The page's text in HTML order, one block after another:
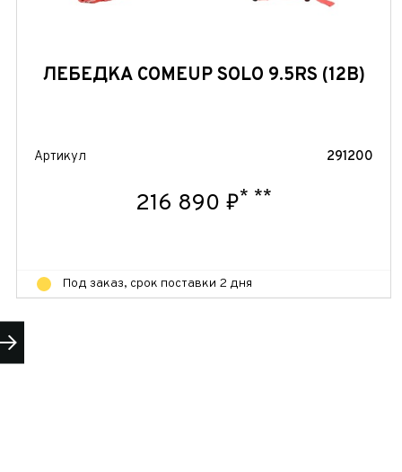
ЛЕБЕДКА COMEUP SOLO 9.5RS (12В)
Артикул 291200
216 890 ₽* **
Под заказ, срок поставки 2 дня